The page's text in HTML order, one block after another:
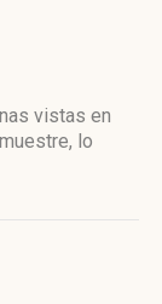
vistas en
lo